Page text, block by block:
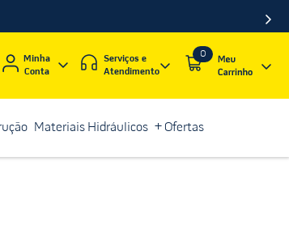
Minha
Conta
Serviços e
Atendimento
0
Materiais Hidráulicos + Ofertas